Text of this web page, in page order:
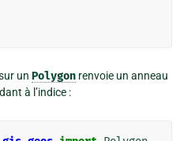
un Polygon renvoie un anneau
à l’indice :